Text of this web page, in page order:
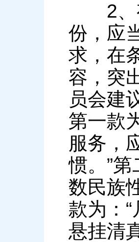
2、有
份，应
求，在
容，突
员会建
第一款
服务，
惯。”
数民族
款为：
悬挂清